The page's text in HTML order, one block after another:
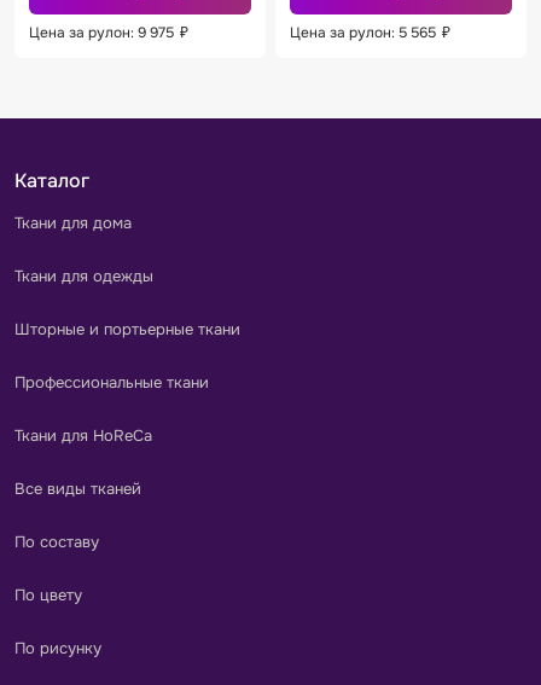
Цена за рулон: 9 975 ₽ Цена за рулон: 5 565 ₽
Каталог
Ткани для дома
Ткани для одежды
Шторные и портьерные ткани
Профессиональные ткани
Ткани для HoReCa
Все виды тканей
По составу
По цвету
По рисунку